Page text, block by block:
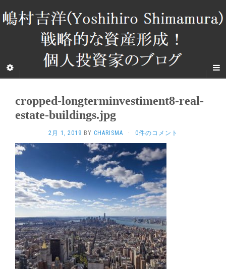
cropped-longterminvestiment8-real-
estate-buildings.jpg
2月 1, 2019 BY CHARISMA · 0件のコメント